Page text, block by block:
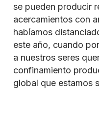
se pueden producir
acercamientos con
habíamos
este año, cuando
a nuestros seres
confinamiento
global que estamos